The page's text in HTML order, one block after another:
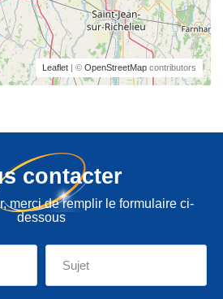
Leaflet | © OpenStreetMap contributors
contacter
merci de remplir le formulaire ci-
dessous